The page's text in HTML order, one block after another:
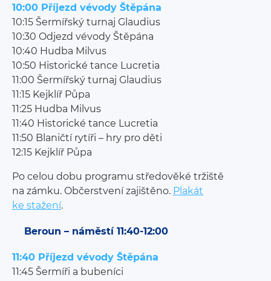
10:00 Příjezd vévody Štěpána
10:15 Šermířský turnaj Glaudius
10:30 Odjezd vévody Štěpána
10:40 Hudba Milvus
10:50 Historické tance Lucretia
11:00 Šermířský turnaj Glaudius
11:15 Kejklíř Půpa
11:25 Hudba Milvus
11:40 Historické tance Lucretia
11:50 Blaničtí rytíři – hry pro děti
12:15 Kejklíř Půpa
Po celou dobu programu středověké tržiště
na zámku. Občerstvení zajištěno. Plakát
ke stažení.
Beroun – náměstí 11:40-12:00
11:40 Příjezd vévody Štěpána
11:45 Šermíři a bubeníci